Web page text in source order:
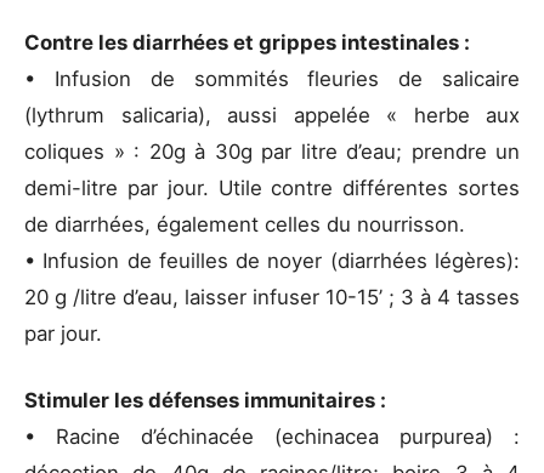
Contre les diarrhées et grippes intestinales :
• Infusion de sommités fleuries de salicaire
(lythrum salicaria), aussi appelée « herbe aux
coliques » : 20g à 30g par litre d’eau; prendre un
demi-litre par jour. Utile contre différentes sortes
de diarrhées, également celles du nourrisson.
• Infusion de feuilles de noyer (diarrhées légères):
20 g /litre d’eau, laisser infuser 10-15’ ; 3 à 4 tasses
par jour.
Stimuler les défenses immunitaires :
• Racine d’échinacée (echinacea purpurea) :